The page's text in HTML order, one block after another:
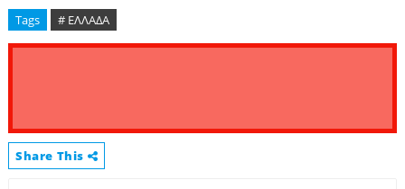
Tags # ΕΛΛΑΔΑ
Share This